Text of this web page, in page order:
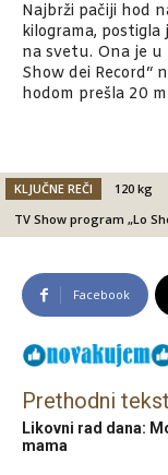
Najbrži pačiji hod
kilograma,
na svetu. Ona je u
Show dei Record“
hodom prešla 20
KLJUČNE REČI 120 kg
TV Show program „Lo
Facebook
Prethodni tekst
Likovni rad dana:
mama